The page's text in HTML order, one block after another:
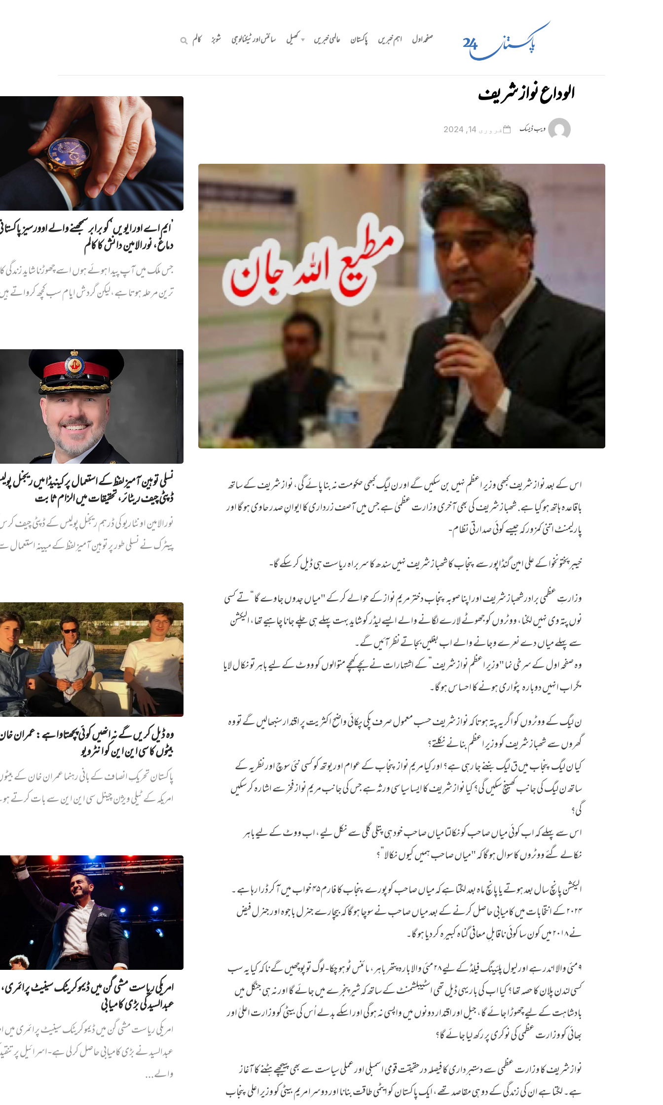
صفحہ اول اہم خبریں پاکستان عالمی خبریں کھیل سائنس اور ٹیکنالوجی شوبز کالم
الوداع نواز شریف
ویب ڈیسک فروری 14, 2024
الوداع نواز شریف
‏اس کے بعد نواز شریف کبھی وزیر اعظم نہیں بن سکیں گے اور ن لیگ کبھی حکومت نہ بنا پائے گی، نواز شریف کے ساتھ
باقاعدہ ہاتھ ہو گیا ہے. شھباز شریف کی بھی آخری وزارت عظمیٰ ہے جس میں آصف زرداری کا ایوانِ صدر حاوی ہو گا اور
پارلیمنٹ اتنی کمزور کہ جیسے کوئی صدارتی نظام-
خیبر پختونخوا کے علی امین گنڈاپور سے پنجاب کاشھباز شریف نہیں سندھ کا سربراہ ریاست ہی ڈیل کر سکے گا-
‏وزارتِ عظمی برادرشھباز شریف اور اپنا صوبہ پنجاب دختر مریم نواز کے حوالے کر کے "میاں جدوں جاوے گا“ تے کسی
نوں پتہ وی نہیں لگنا، ووٹروں کو جھوٹے لارے لگانے والے ایسے لیڈر کو شاید بہت پہلے ہی چلے جانا چاہیے تھا، الیکشن
سے پہلے میاں دے نعرے وجانے والے اب بغلیں بجاتے نظر آئیں گے۔
وہ صفحہ اول کے سرخی نما "وزیر اعظم نواز شریف” کے اشتہارات نے بچے کھچے متوالوں کو ووٹ کے لیے باہر تو نکال لایا
مگر اب انہیں دوبارہ پٹواری ہونے کا احساس ہو گا۔
ن لیگ کے ووٹروں کو اگر یہ پتہ ہوتا کہ نواز شریف حسب معمول صرف پکی پکائی واضح اکثریت پر اقتدار سنبھالیں گے تو وہ
گھروں سے شھباز شریف کو وزیر اعظم بنانے نکلتے؟
کیا ن لیگ پنجاب میں ق لیگ بننے جا رہی ہے؟ اور کیا مریم نواز پنجاب کے عوام اور یوتھ کو کسی نئی سوچ اور نظریہ کے
ساتھ ن لیگ کی جانب کھینچ سکیں گی؟ کیا نواز شریف کا ایسا سیاسی ورثہ ہے جس کی جانب مریم نواز فخر سے اشارہ کر سکیں
گی؟
اس سے پہلے کہ اب کوئی میاں صاحب کو نکالتا میاں صاحب خود ہی پتلی گلی سے نکل لیے، اب ووٹ کے لیےباہر
نکالے گئے ووٹروں کا سوال ہو گا کہ "میاں صاحب ہمیں کیوں نکالا”؟
الیکشن پانچ سال بعد ہوتے یا پانچ ماہ بعد لگتا ہے کہ میاں صاحب کو پورے پنجاب کا فارم ۴۵ خواب میں آ کر ڈرا رہا ہے ۔
۲۰۲۴ کے انتخابات میں کامیابی حاصل کرنے کے بعد میاں صاحب نے سوچا ہو گا کہ بیچارے جنرل باجوہ اور جنرل فیض
نے ۲۰۱۸ میں کون سا کوئی ناقابلِ معافی گناہ کبیرہ کر دیا ہو گا۔
‏۹ مئی والا اندر ہے اور لیول پلئینگ فیلڈ کے لیے ۲۸ مئی والا بارہ پتھر باہر، مائنس ٹو ہو چکا- لوگ تو پوچھیں گے نا کہ کیا یہ سب
کسی لندن پلان کا حصہ تھا؟ کیا اب کی بار یہی ڈیل تھی اسٹیبلشمنٹ کے ساتھ کہ شیر پنجرے میں جائے گا اور نہ ہی جنگل میں
بادشاہت کے لیے چھوڑا جائے گا، جیل اور اقتدار دونوں میں واپسی نہ ہوگی اور اسکے بدلے اُس کی بیٹی کو وزارت اعلیٰ اور
بھائی کو وزارت عظمی کی نوکری پر رکھ لیا جائے گا؟
نواز شریف کا وزارت عظمی سے دستبرداری کا فیصلہ درحقیقت قومی اسمبلی اور عملی سیاست سے بھی پییچھے ہٹنے کا آغاز
ہے۔ لگتا ہے ان کی زندگی کے دو ہی مقاصد تھے، ایک پاکستان کو ایٹمی طاقت بنانا اور دوسرا مریم بیٹی کو وزیر اعلی پنجاب
’ایم اے اور ایویں‌‘ کو برابر سمجھنے والے اوورسیز
دماغ، نور الامین دانش کا کالم
جس ملک میں آپ پیدا ہوئے ہوں اسے چھوڑنا شاید زندگی
ترین مرحلہ ہوتا ہے،لیکن گردش ایام سب کچھ کرواتے
نسلی توہین آمیز لفظ کے استعمال پر کینیڈا میں ریجنل
ڈپٹی چیف ریٹائر، تحقیقات میں الزام ثابت
نورالامین اونٹاریو کی ڈرہم ریجنل پولیس کے ڈپٹی چیف
پیٹرک نے نسلی طور پر توہین آمیز لفظ کے مبینہ
وہ ڈیل کریں گے نہ انھیں کوئی پچھتاوا ہے: عمران
بیٹوں کا سی این این کو انٹرویو
پاکستان تحریکِ انصاف کے بانی رہنما عمران خان کے
امریکہ کے ٹیلی ویژن چینل سی این این سے بات کرتے
امریکی ریاست مشی گن میں ڈیموکریٹک سینیٹ پرائمری،
عبدالسید کی بڑی کامیابی
امریکی ریاست مشی گن میں ڈیموکریٹک سینیٹ پرائمری میں‌
عبدالسید نے بڑی کامیابی حاصل کر لی ہے- اسرائیل پر
والے...